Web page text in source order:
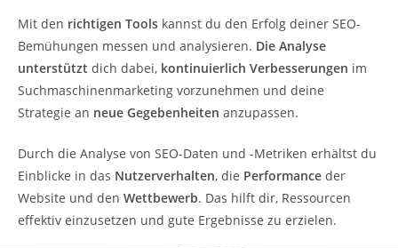
Mit den richtigen Tools kannst du den Erfolg deiner SEO-
Bemühungen messen und analysieren. Die Analyse
unterstützt dich dabei, kontinuierlich Verbesserungen im
Suchmaschinenmarketing vorzunehmen und deine
Strategie an neue Gegebenheiten anzupassen.
Durch die Analyse von SEO-Daten und -Metriken erhältst du
Einblicke in das Nutzerverhalten, die Performance der
Website und den Wettbewerb. Das hilft dir, Ressourcen
effektiv einzusetzen und gute Ergebnisse zu erzielen.